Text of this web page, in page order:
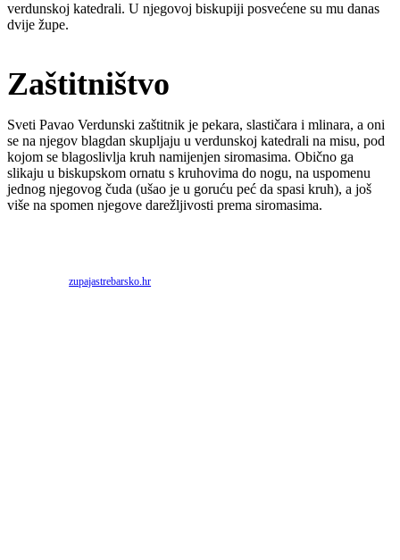
verdunskoj katedrali. U njegovoj biskupiji posvećene su mu danas
dvije župe.
Zaštitništvo
Sveti Pavao Verdunski zaštitnik je pekara, slastičara i mlinara, a oni
se na njegov blagdan skupljaju u verdunskoj katedrali na misu, pod
kojom se blagoslivlja kruh namijenjen siromasima. Obično ga
slikaju u biskupskom ornatu s kruhovima do nogu, na uspomenu
jednog njegovog čuda (ušao je u goruću peć da spasi kruh), a još
više na spomen njegove darežljivosti prema siromasima.
Izvor:zupajastrebarsko.hr